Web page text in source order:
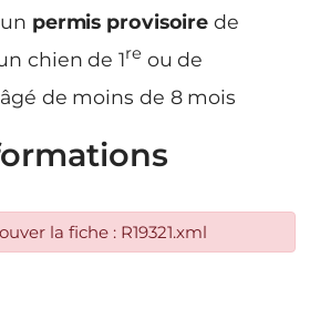
permis provisoire de
chien de 1re ou de
de moins de 8 mois
la fiche : R19321.xml